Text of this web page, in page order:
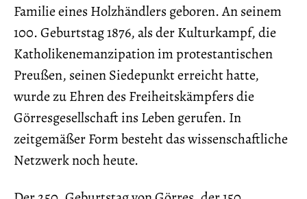
Familie eines Holzhändlers geboren. An seinem
100. Geburtstag 1876, als der Kulturkampf, die
Katholikenemanzipation im protestantischen
Preußen, seinen Siedepunkt erreicht hatte,
wurde zu Ehren des Freiheitskämpfers die
Görresgesellschaft ins Leben gerufen. In
zeitgemäßer Form besteht das wissenschaftliche
Netzwerk noch heute.